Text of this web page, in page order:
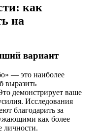
как
на
вариант
— это наиболее
выразить
демонстрирует ваше
Исследования
благодарить за
как более
личности.